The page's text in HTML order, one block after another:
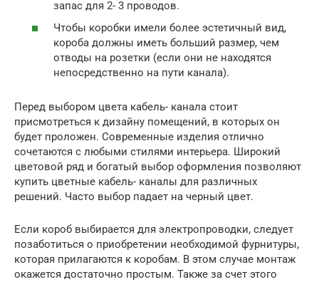
запас для 2- 3 проводов.
Чтобы коробки имели более эстетичный вид,
короба должны иметь больший размер, чем
отводы на розетки (если они не находятся
непосредственно на пути канала).
Перед выбором цвета кабель- канала стоит
присмотреться к дизайну помещений, в которых он
будет проложен. Современные изделия отлично
сочетаются с любыми стилями интерьера. Широкий
цветовой ряд и богатый выбор оформления позволяют
купить цветные кабель- каналы для различных
решений. Часто выбор падает на черный цвет.
Если короб выбирается для электропроводки, следует
позаботиться о приобретении необходимой фурнитуры,
которая прилагаются к коробам. В этом случае монтаж
окажется достаточно простым. Также за счет этого